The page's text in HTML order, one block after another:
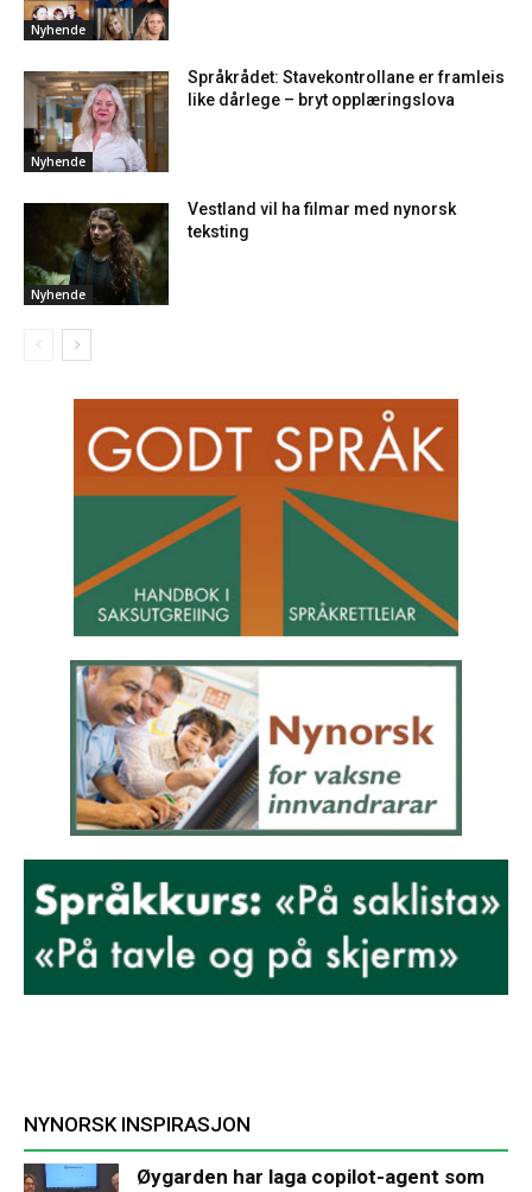
Nyhende
Nyhende
Språkrådet: Stavekontrollane er framleis
like dårlege – bryt opplæringslova
Nyhende
Vestland vil ha filmar med nynorsk
teksting
NYNORSK INSPIRASJON
Øygarden har laga copilot-agent som